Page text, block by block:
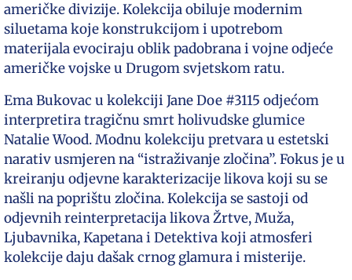
američke divizije. Kolekcija obiluje modernim
siluetama koje konstrukcijom i upotrebom
materijala evociraju oblik padobrana i vojne odjeće
američke vojske u Drugom svjetskom ratu.
Ema Bukovac u kolekciji Jane Doe #3115 odjećom
interpretira tragičnu smrt holivudske glumice
Natalie Wood. Modnu kolekciju pretvara u estetski
narativ usmjeren na “istraživanje zločina”. Fokus je u
kreiranju odjevne karakterizacije likova koji su se
našli na poprištu zločina. Kolekcija se sastoji od
odjevnih reinterpretacija likova Žrtve, Muža,
Ljubavnika, Kapetana i Detektiva koji atmosferi
kolekcije daju dašak crnog glamura i misterije.